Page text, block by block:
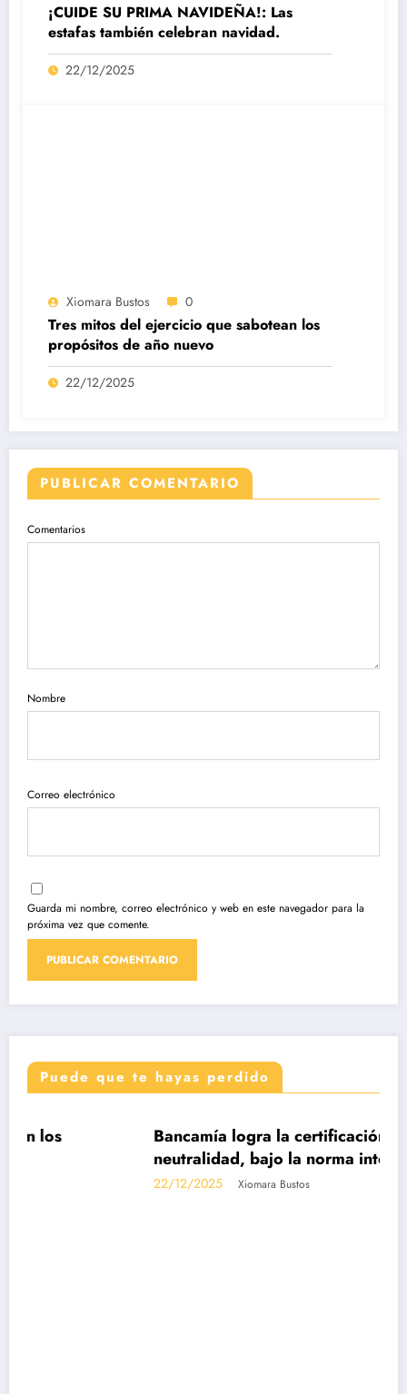
¡CUIDE SU PRIMA NAVIDEÑA!: Las
estafas también celebran navidad.
22/12/2025
Xiomara Bustos 0
Tres mitos del ejercicio que sabotean los
propósitos de año nuevo
22/12/2025
PUBLICAR COMENTARIO
Comentarios
Nombre
Correo electrónico
Guarda mi nombre, correo electrónico y web en este navegador para la
próxima vez que comente.
Puede que te hayas perdido
Bancamía logra la certificación carbono
neutralidad, bajo la norma internacional
22/12/2025 Xiomara Bustos